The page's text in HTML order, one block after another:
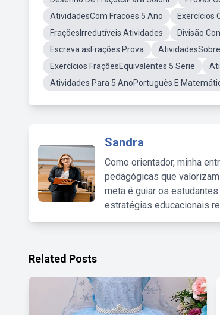
AtividadesCom Fracoes 5 Ano
Exercícios
FraçõesIrredutíveis Atividades
Divisão
Escreva asFrações Prova
Exercícios FraçõesEquivalentes 5 Serie
Atividades Para 5 AnoPortuguês E
Sandra
Como orientador, minha
pedagógicas que
meta é guiar os
estratégias educacionais
Related Posts